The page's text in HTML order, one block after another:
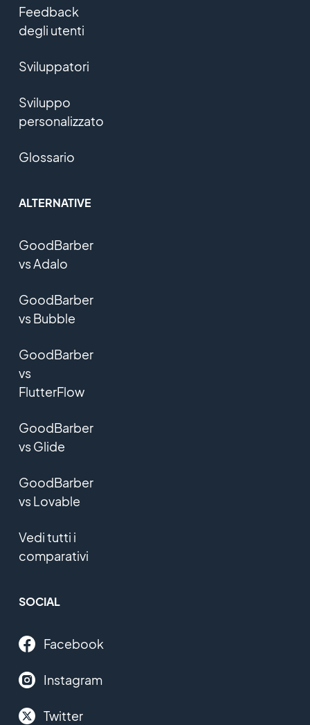
Feedback
degli utenti
Sviluppatori
Sviluppo
personalizzato
Glossario
ALTERNATIVE
GoodBarber
vs Adalo
GoodBarber
vs Bubble
GoodBarber
vs
FlutterFlow
GoodBarber
vs Glide
GoodBarber
vs Lovable
Vedi tutti i
comparativi
SOCIAL
Facebook
Instagram
Twitter